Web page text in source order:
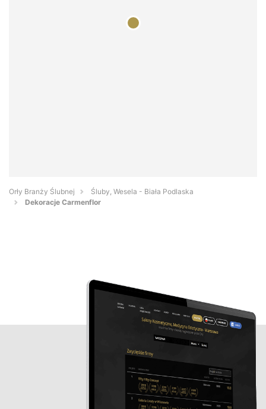
Orły Branży Ślubnej
Śluby, Wesela - Biała Podlaska
Dekoracje Carmenflor